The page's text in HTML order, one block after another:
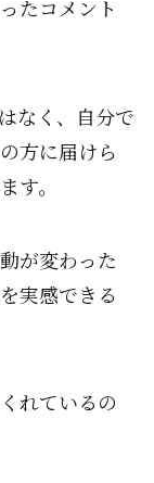
たコメント
なく、自分で
方に届けら
す。
が変わった
実感できる
れているの